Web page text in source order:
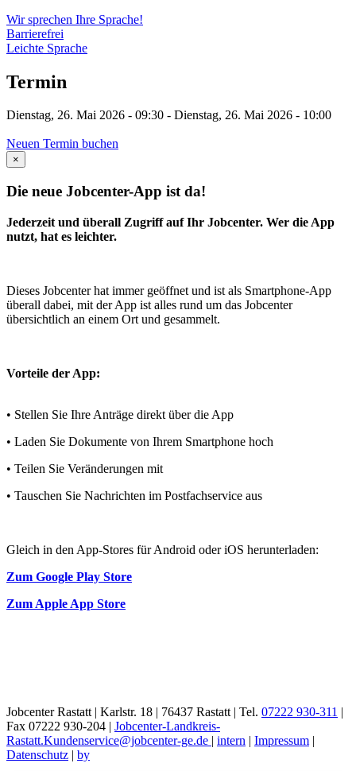
Wir sprechen Ihre Sprache!
Barrierefrei
Leichte Sprache
Termin
Dienstag, 26. Mai 2026 - 09:30 - Dienstag, 26. Mai 2026 - 10:00
Neuen Termin buchen
×
Die neue Jobcenter-App ist da!
Jederzeit und überall Zugriff auf Ihr Jobcenter. Wer die App
nutzt, hat es leichter.
Dieses Jobcenter hat immer geöffnet und ist als Smartphone-App
überall dabei, mit der App ist alles rund um das Jobcenter
übersichtlich an einem Ort und gesammelt.
Vorteile der App:
• Stellen Sie Ihre Anträge direkt über die App
• Laden Sie Dokumente von Ihrem Smartphone hoch
• Teilen Sie Veränderungen mit
• Tauschen Sie Nachrichten im Postfachservice aus
Gleich in den App-Stores für Android oder iOS herunterladen:
Zum Google Play Store
Zum Apple App Store
Jobcenter Rastatt | Karlstr. 18 | 76437 Rastatt | Tel. 07222 930-311 |
Fax 07222 930-204 | Jobcenter-Landkreis-
Rastatt.Kundenservice@jobcenter-ge.de | intern | Impressum |
Datenschutz | by